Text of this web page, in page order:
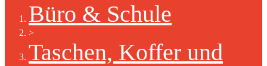
Büro & Schule
>
Taschen, Koffer und